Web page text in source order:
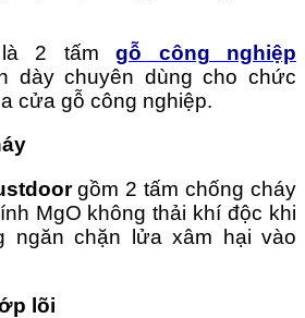
là 2 tấm gỗ công nghiệp
dày chuyên dùng cho chức
cửa gỗ công nghiệp.
gồm 2 tấm chống cháy
MgO không thải khí độc khi
ngăn chặn lửa xâm hại vào
lõi